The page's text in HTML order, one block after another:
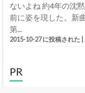
ないよね 約4年の沈
前に姿を現した。新
第...
2015-10-27 に投稿された
PR